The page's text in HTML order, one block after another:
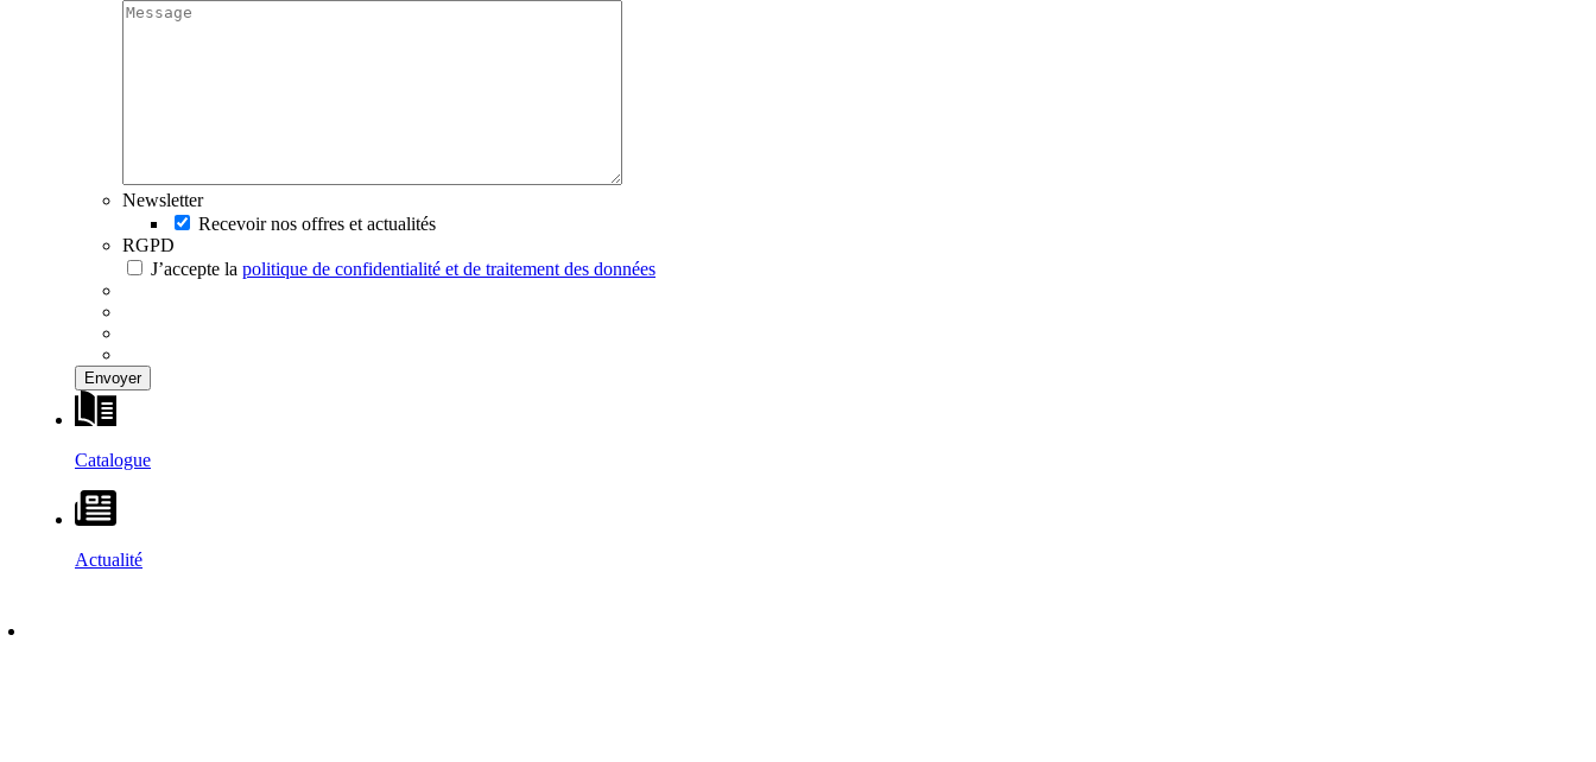
Newsletter
Recevoir nos offres et actualités
RGPD
J’accepte la politique de confidentialité et de traitement des données
Catalogue
Actualité